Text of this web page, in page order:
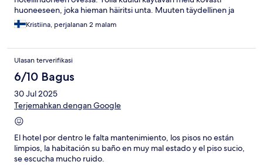
huoneeseen, joka hieman häiritsi unta. Muuten täydellinen ja
erittäin laadukas hotelli!
Kristiina, perjalanan 2 malam
Ulasan terverifikasi
6/10 Bagus
30 Jul 2025
Terjemahkan dengan Google
😖
El hotel por dentro le falta mantenimiento, los pisos no están
limpios, la habitación su baño en muy mal estado y el piso sucio,
se escucha mucho ruido.